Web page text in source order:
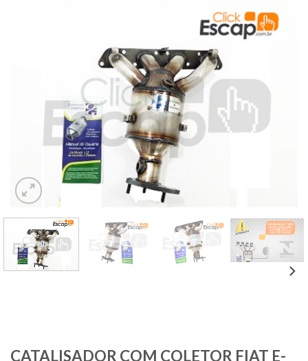
CATALISADOR COM COLETOR FIAT E-